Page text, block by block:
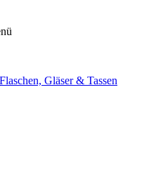
Flaschen, Gläser & Tassen